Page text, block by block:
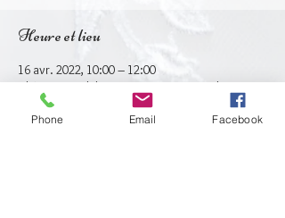
Heure et lieu
16 avr. 2022, 10:00 – 12:00
Châtenay-Malabry, 34 Rue Gustave Robin,
92290 Châtenay-Malabry, France
Phone Email Facebook